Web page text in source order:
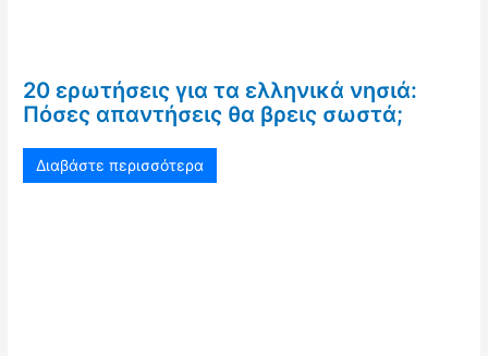
20 ερωτήσεις για τα ελληνικά νησιά:
Πόσες απαντήσεις θα βρεις σωστά;
Διαβάστε περισσότερα